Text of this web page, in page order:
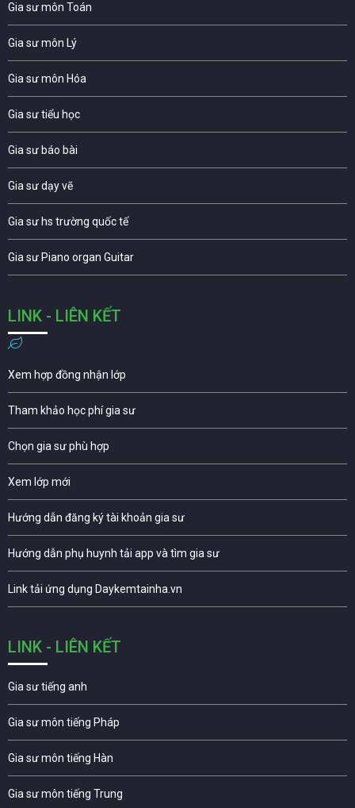
Gia sư môn Toán
Gia sư môn Lý
Gia sư môn Hóa
Gia sư tiểu học
Gia sư báo bài
Gia sư dạy vẽ
Gia sư hs trường quốc tế
Gia sư Piano organ Guitar
LINK - LIÊN KẾT
Xem hợp đồng nhận lớp
Tham khảo học phí gia sư
Chọn gia sư phù hợp
Xem lớp mới
Hướng dẫn đăng ký tài khoản gia sư
Hướng dẫn phụ huynh tải app và tìm gia sư
Link tải ứng dụng Daykemtainha.vn
LINK - LIÊN KẾT
Gia sư tiếng anh
Gia sư môn tiếng Pháp
Gia sư môn tiếng Hàn
Gia sư môn tiếng Trung